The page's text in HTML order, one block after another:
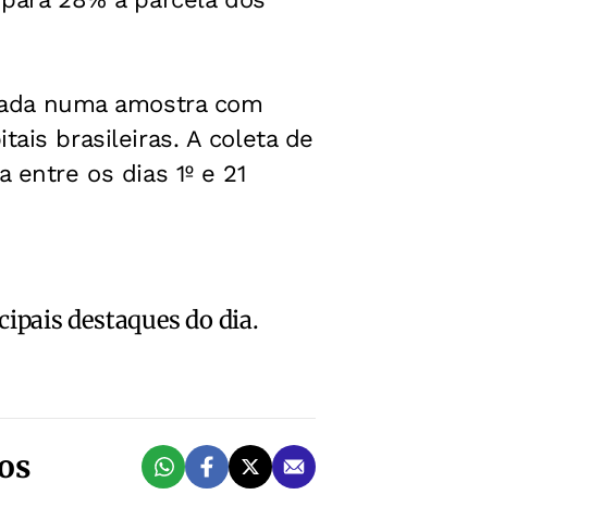
numa amostra com
brasileiras. A coleta de
entre os dias 1º e 21
destaques do dia.